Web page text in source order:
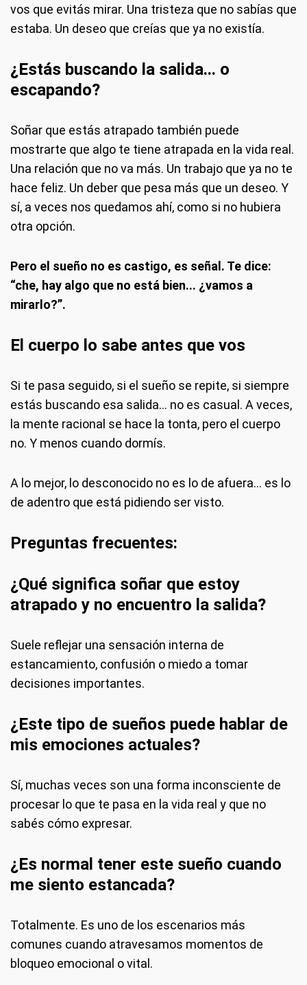
vos que evitás mirar. Una tristeza que no sabías que
estaba. Un deseo que creías que ya no existía.
¿Estás buscando la salida... o
escapando?
Soñar que estás atrapado también puede
mostrarte que algo te tiene atrapada en la vida real.
Una relación que no va más. Un trabajo que ya no te
hace feliz. Un deber que pesa más que un deseo. Y
sí, a veces nos quedamos ahí, como si no hubiera
otra opción.
Pero el sueño no es castigo, es señal. Te dice:
“che, hay algo que no está bien... ¿vamos a
mirarlo?”.
El cuerpo lo sabe antes que vos
Si te pasa seguido, si el sueño se repite, si siempre
estás buscando esa salida… no es casual. A veces,
la mente racional se hace la tonta, pero el cuerpo
no. Y menos cuando dormís.
A lo mejor, lo desconocido no es lo de afuera… es lo
de adentro que está pidiendo ser visto.
Preguntas frecuentes:
¿Qué significa soñar que estoy
atrapado y no encuentro la salida?
Suele reflejar una sensación interna de
estancamiento, confusión o miedo a tomar
decisiones importantes.
¿Este tipo de sueños puede hablar de
mis emociones actuales?
Sí, muchas veces son una forma inconsciente de
procesar lo que te pasa en la vida real y que no
sabés cómo expresar.
¿Es normal tener este sueño cuando
me siento estancada?
Totalmente. Es uno de los escenarios más
comunes cuando atravesamos momentos de
bloqueo emocional o vital.